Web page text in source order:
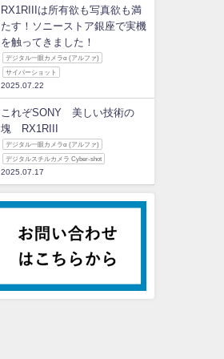
RX1RIIIは所有欲も写真欲も満
たす！ソニーストア銀座で実機
を触ってきました！
デジタル一眼カメラα (アルファ)
サイバーショット
2025.07.22
これぞSONY 美しい技術の
塊 RX1RIII
デジタル一眼カメラα (アルファ)
デジタルスチルカメラ Cyber-shot
2025.07.17